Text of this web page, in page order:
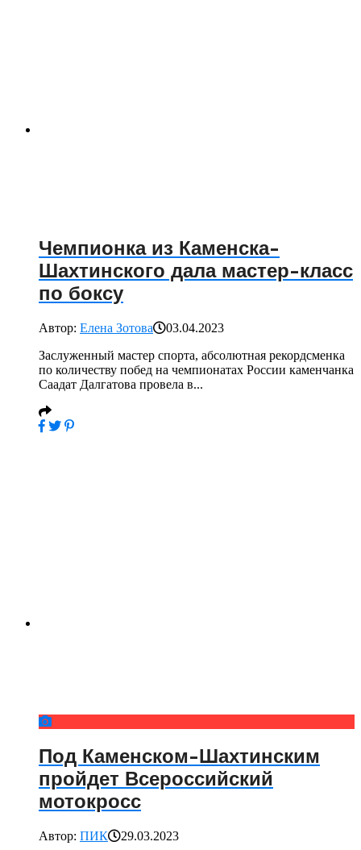
Чемпионка из Каменска-
Шахтинского дала мастер-класс
по боксу
Автор: Елена Зотова
03.04.2023
Заслуженный мастер спорта, абсолютная рекордсменка
по количеству побед на чемпионатах России каменчанка
Саадат Далгатова провела в...
Под Каменском-Шахтинским
пройдет Всероссийский
мотокросс
Автор: ПИК 29.03.2023